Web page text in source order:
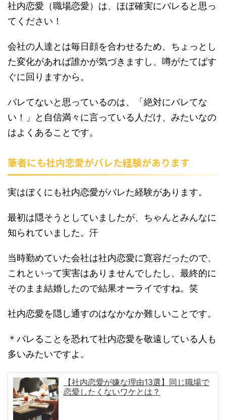
社内恋愛（職場恋愛）は、ほぼ確実にバレると思っ
てください！
会社の人達とは毎日顔を合わせるため、ちょっとし
た変化があれば誰かが気づきますし、噂がたてばす
ぐに回りますから。
バレてないと思っているのは、「絶対にバレてな
い！」と自信満々に言っている人だけ、みたいなの
はよくあることです。
筆者にも社内恋愛がバレた経験があります
実はぼくにも社内恋愛がバレた経験があります。
最初は隠そうとしていましたが、ちゃんとみんなに
知られていました。汗
当時勤めていた会社は社内恋愛に寛容だったので、
これといって実害はありませんでしたし、最終的に
そのまま結婚したので結果オーライですね。笑
社内恋愛を隠し通すのはなかなか難しいことです。
＊バレることを恐れて社内恋愛を敬遠している人も
多いみたいですよ。
【社内恋愛が嫌な理由13選】同じ職場で
恋愛したくないワケとは？